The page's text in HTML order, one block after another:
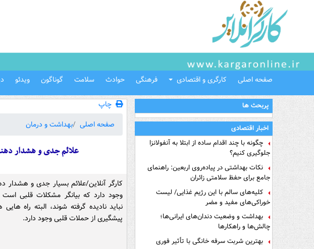
صفحه اصلی کارگری و اقتصادی فرهنگی حوادث سلامت گوناگون ویدئو
پربحث ها
اخبار اقتصادی
چگونه با چند اقدام ساده از ابتلا به آنفولانزا
جلوگیری کنیم؟
نکات بهداشتی در پیاده‌روی اربعین: راهنمای
جامع برای حفظ سلامتی زائران
کلیه‌های سالم با این رژیم غذایی/ لیست
خوراکی‌های مفید و مضر
بهداشت و وضعیت دندان‌های ایرانی‌ها؛
چالش‌ها و راهکارها
بهترین شربت سرفه خانگی با تأثیر فوری
چاپ
صفحه اصلی
بهداشت و درمان
علائم جدی و هشدار
کارگر آنلاین/علائم بسیار جدی و هشدار
وجود دارد که بیانگر مشکلات قلبی
نباید نادیده گرفته شوند، البته راه
پیشگیری از حملات قلبی وجود دارد.